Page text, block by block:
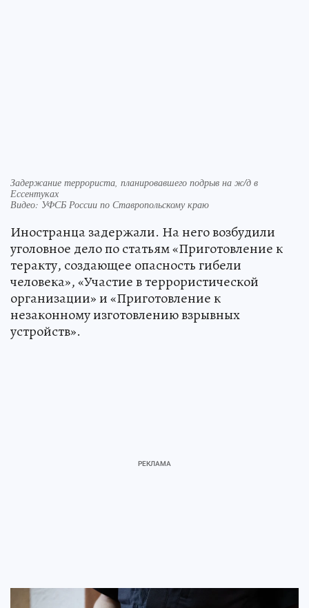
Задержание террориста, планировавшего подрыв на ж/д в
Ессентуках
Видео: УФСБ России по Ставропольскому краю
Иностранца задержали. На него возбудили
уголовное дело по статьям «Приготовление к
теракту, создающее опасность гибели
человека», «Участие в террористической
организации» и «Приготовление к
незаконному изготовлению взрывных
устройств».